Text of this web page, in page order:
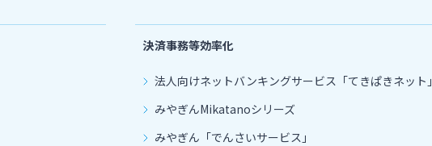
決済事務等効率化
法人向けネットバンキングサービス「てきぱきネット」
みやぎんMikatanoシリーズ
みやぎん「でんさいサービス」